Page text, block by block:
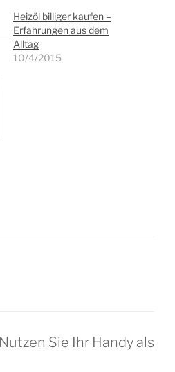
Heizöl billiger kaufen –
Erfahrungen aus dem
Alltag
10/4/2015
Sie Ihr Handy als